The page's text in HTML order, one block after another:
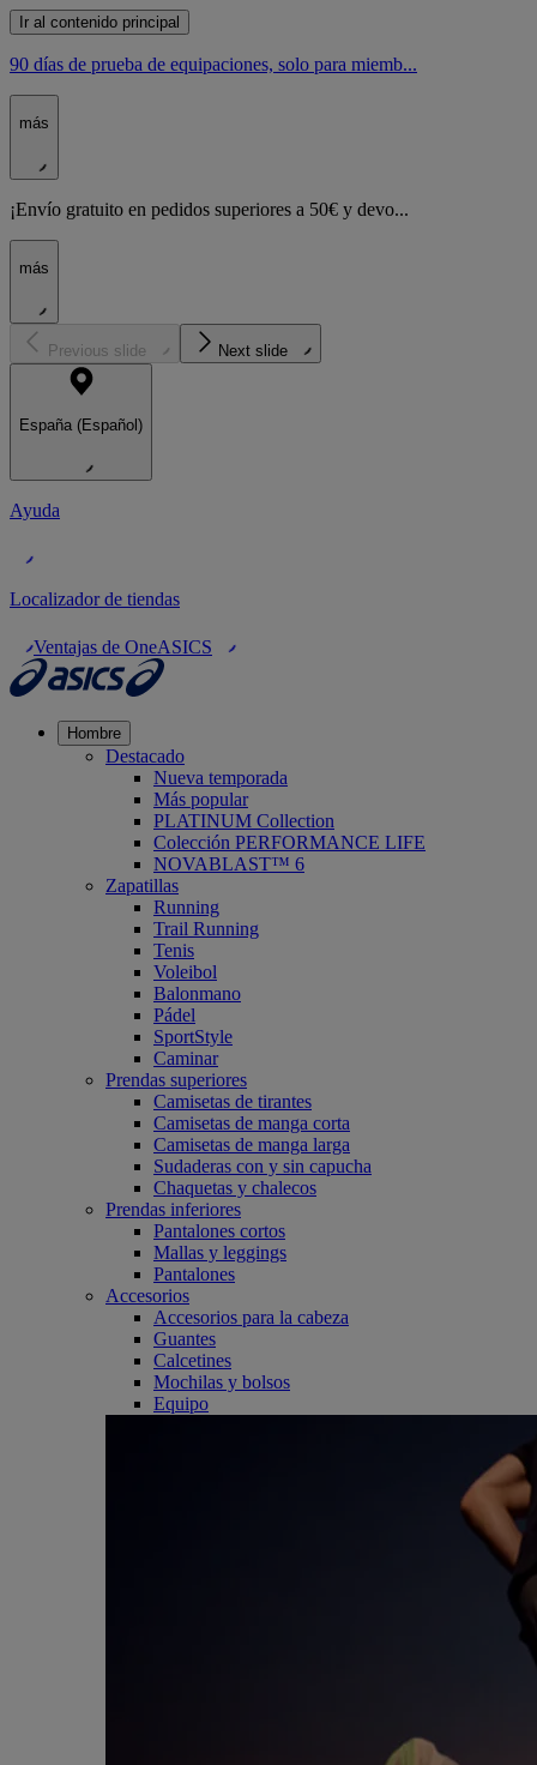
Ir al contenido principal
90 días de prueba de equipaciones, solo para miemb...
más
¡Envío gratuito en pedidos superiores a 50€ y devo...
más
Previous slide Next slide
España (Español)
Ayuda
Localizador de tiendas
Ventajas de OneASICS
Hombre
Destacado
Nueva temporada
Más popular
PLATINUM Collection
Colección PERFORMANCE LIFE
NOVABLAST™ 6
Zapatillas
Running
Trail Running
Tenis
Voleibol
Balonmano
Pádel
SportStyle
Caminar
Prendas superiores
Camisetas de tirantes
Camisetas de manga corta
Camisetas de manga larga
Sudaderas con y sin capucha
Chaquetas y chalecos
Prendas inferiores
Pantalones cortos
Mallas y leggings
Pantalones
Accesorios
Accesorios para la cabeza
Guantes
Calcetines
Mochilas y bolsos
Equipo